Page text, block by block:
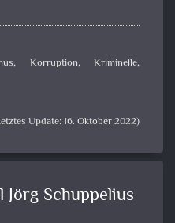
, Korruption,Kriminelle,
Update: 16. Oktober 2022)
Jörg Schuppelius